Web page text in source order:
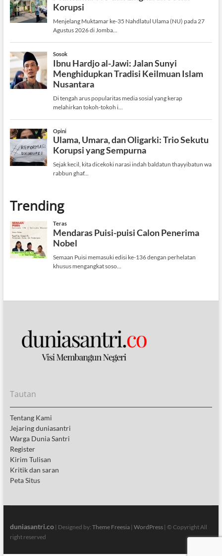
Trending
Tautan
Tentang Kami
Jejaring duniasantri
Warga Dunia Santri
Register
Kirim Tulisan
Kritik dan saran
Peta Situs
duniasantri.co| Designed by: Theme Freesia| WordPress| © Copyright All
right reserved